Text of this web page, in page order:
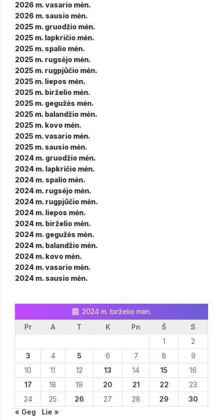
2026 m. vasario mėn.
2026 m. sausio mėn.
2025 m. gruodžio mėn.
2025 m. lapkričio mėn.
2025 m. spalio mėn.
2025 m. rugsėjo mėn.
2025 m. rugpjūčio mėn.
2025 m. liepos mėn.
2025 m. birželio mėn.
2025 m. gegužės mėn.
2025 m. balandžio mėn.
2025 m. kovo mėn.
2025 m. vasario mėn.
2025 m. sausio mėn.
2024 m. gruodžio mėn.
2024 m. lapkričio mėn.
2024 m. spalio mėn.
2024 m. rugsėjo mėn.
2024 m. rugpjūčio mėn.
2024 m. liepos mėn.
2024 m. birželio mėn.
2024 m. gegužės mėn.
2024 m. balandžio mėn.
2024 m. kovo mėn.
2024 m. vasario mėn.
2024 m. sausio mėn.
2024 m. birželio mėn.
Pr
A T K Pn Š
S
1
2
3
4 5 6 7 8
9
10
11 12 13 14 15
16
17
18 19 20 21 22
23
24
25 26 27 28 29
30
« Geg
Lie »